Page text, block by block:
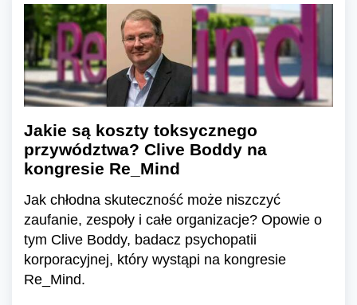
Jakie są koszty toksycznego
przywództwa? Clive Boddy na
kongresie Re_Mind
Jak chłodna skuteczność może niszczyć
zaufanie, zespoły i całe organizacje? Opowie o
tym Clive Boddy, badacz psychopatii
korporacyjnej, który wystąpi na kongresie
Re_Mind.